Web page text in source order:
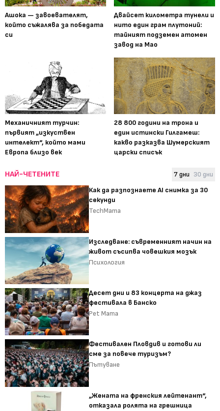
Ашока — завоевателят,
който съжалява за победата
си
Двайсет километра тунели и
нито един грам плутоний:
тайният подземен атомен
завод на Мао
Механичният турчин:
първият „изкуствен
интелект“, който мами
Европа близо век
28 800 години на трона и
един истински Гилгамеш:
какво разказва Шумерският
царски списък
НАЙ-ЧЕТЕНИТЕ 7 дни 30 дни
Как да разпознаете AI снимка за 30
секунди
TechMama
Изследване: съвременният начин на
живот съсипва човешкия мозък
Психология
Десет дни и 83 концерта на джаз
фестивала в Банско
Pet Mama
Фестивален Пловдив и готови ли
сме за повече туризъм?
Пътуване
„Жената на френския лейтенант“,
отказала ролята на грешница